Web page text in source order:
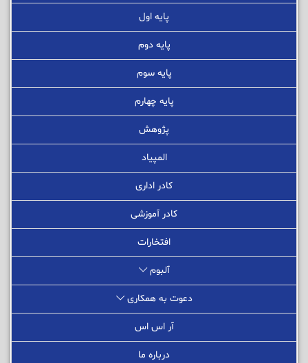
پایه اول
پایه دوم
پایه سوم
پایه چهارم
پژوهش
المپیاد
کادر اداری
کادر آموزشی
افتخارات
آلبوم
دعوت به همکاری
آر اس اس
درباره ما